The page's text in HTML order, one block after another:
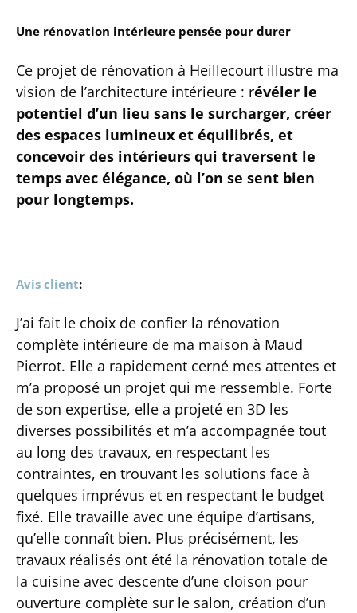
Une rénovation intérieure pensée pour durer
Ce projet de rénovation à Heillecourt illustre ma
vision de l’architecture intérieure : révéler le
potentiel d’un lieu sans le surcharger, créer
des espaces lumineux et équilibrés, et
concevoir des intérieurs qui traversent le
temps avec élégance, où l’on se sent bien
pour longtemps.
Avis client:
J’ai fait le choix de confier la rénovation
complète intérieure de ma maison à Maud
Pierrot. Elle a rapidement cerné mes attentes et
m’a proposé un projet qui me ressemble. Forte
de son expertise, elle a projeté en 3D les
diverses possibilités et m’a accompagnée tout
au long des travaux, en respectant les
contraintes, en trouvant les solutions face à
quelques imprévus et en respectant le budget
fixé. Elle travaille avec une équipe d’artisans,
qu’elle connaît bien. Plus précisément, les
travaux réalisés ont été la rénovation totale de
la cuisine avec descente d’une cloison pour
ouverture complète sur le salon, création d’un